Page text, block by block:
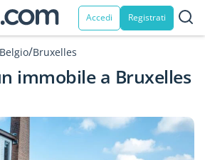
Accedi Registrati
Belgio/Bruxelles
immobile a Bruxelles